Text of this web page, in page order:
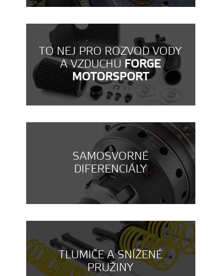
TO NEJ PRO ROZVOD VODY
A VZDUCHU FORGE
MOTORSPORT
SAMOSVORNÉ
DIFERENCIÁLY
TLUMIČE A SNÍŽENÉ
PRUŽINY